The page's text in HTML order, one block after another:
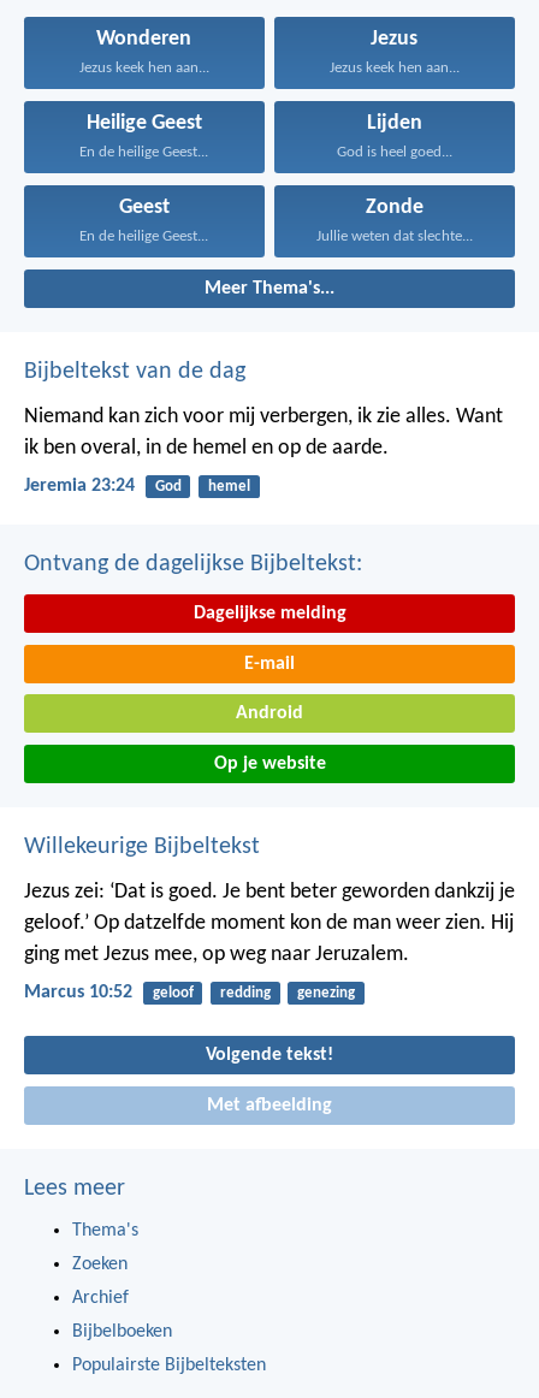
Wonderen
Jezus keek hen aan...
Jezus
Jezus keek hen aan...
Heilige Geest
En de heilige Geest...
Lijden
God is heel goed...
Geest
En de heilige Geest...
Zonde
Jullie weten dat slechte...
Meer Thema's...
Bijbeltekst van de dag
Niemand kan zich voor mij verbergen, ik zie alles. Want
ik ben overal, in de hemel en op de aarde.
Jeremia 23:24 God hemel
Ontvang de dagelijkse Bijbeltekst:
Dagelijkse melding
E-mail
Android
Op je website
Willekeurige Bijbeltekst
Jezus zei: ‘Dat is goed. Je bent beter geworden dankzij je
geloof.’ Op datzelfde moment kon de man weer zien. Hij
ging met Jezus mee, op weg naar Jeruzalem.
Marcus 10:52 geloof redding genezing
Volgende tekst!
Met afbeelding
Lees meer
Thema's
Zoeken
Archief
Bijbelboeken
Populairste Bijbelteksten